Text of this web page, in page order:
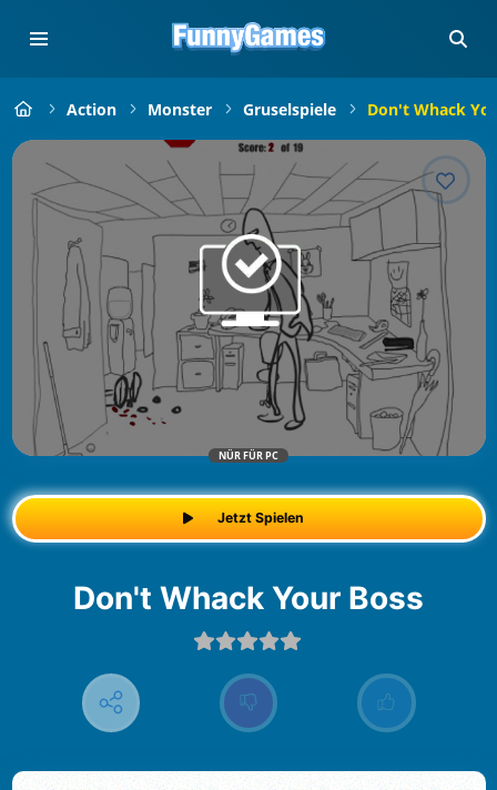
Action Monster Gruselspiele Don't Whack
NÜR FÜR PC
Jetzt Spielen
Don't Whack Your Boss